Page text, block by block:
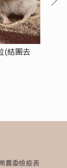
(結團去
農委檢疫表